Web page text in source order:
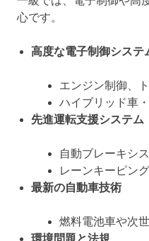
心です。
高度な電子制御システ
エンジン制御、
ハイブリッド車
先進運転支援システム
自動ブレーキシ
レーンキーピン
最新の自動車技術
燃料電池車や次
環境問題と法規